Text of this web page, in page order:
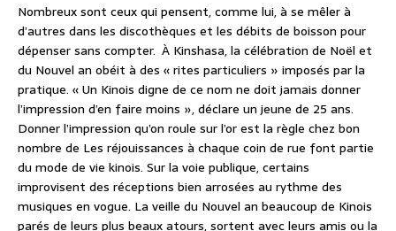
Nombreux sont ceux qui pensent, comme lui, à se mêler à
d’autres dans les discothèques et les débits de boisson pour
dépenser sans compter. À Kinshasa, la célébration de Noël et
du Nouvel an obéit à des « rites particuliers » imposés par la
pratique. « Un Kinois digne de ce nom ne doit jamais donner
l’impression d’en faire moins », déclare un jeune de 25 ans.
Donner l’impression qu’on roule sur l’or est la règle chez bon
nombre de Les réjouissances à chaque coin de rue font partie
du mode de vie kinois. Sur la voie publique, certains
improvisent des réceptions bien arrosées au rythme des
musiques en vogue. La veille du Nouvel an beaucoup de Kinois
parés de leurs plus beaux atours, sortent avec leurs amis ou la